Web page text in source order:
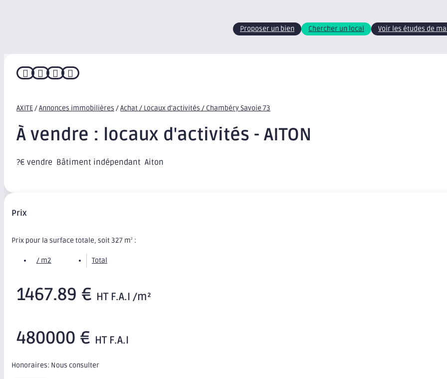
Proposer un bien Chercher un local Voir les études de
   
AXITE/Annonces immobilières /Achat / Locaux d'activités / Chambéry Savoie 73
À vendre : locaux d'activités - AITON
?€ vendre  Bâtiment indépendant  Aiton
Prix
Prix pour la surface totale, soit 327 m2 :
/ m2 Total
1467.89 € HT F.A.I /m²
480000 € HT F.A.I
Honoraires: Nous consulter